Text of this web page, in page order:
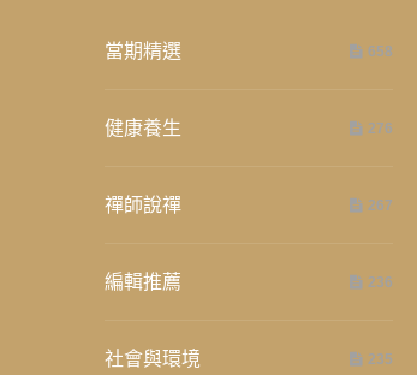
當期精選 658
健康養生 276
禪師說禪 267
編輯推薦 236
社會與環境 235